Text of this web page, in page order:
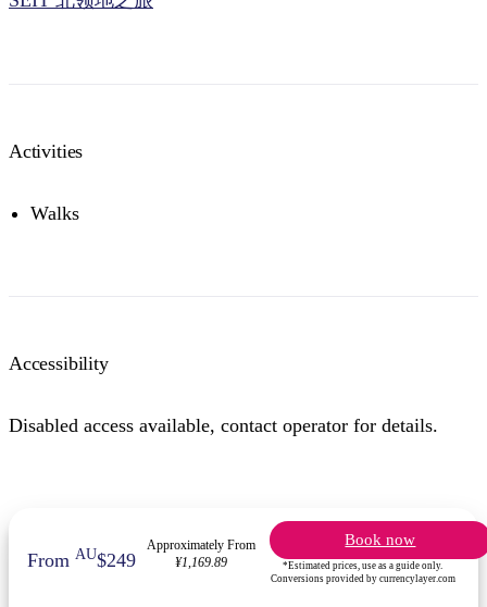
Activities
Walks
Accessibility
Disabled access available, contact operator for details.
FromAU$249
Approximately From
¥1,169.89
Book now
*Estimated prices, use as a guide only.
Conversions provided by currencylayer.com